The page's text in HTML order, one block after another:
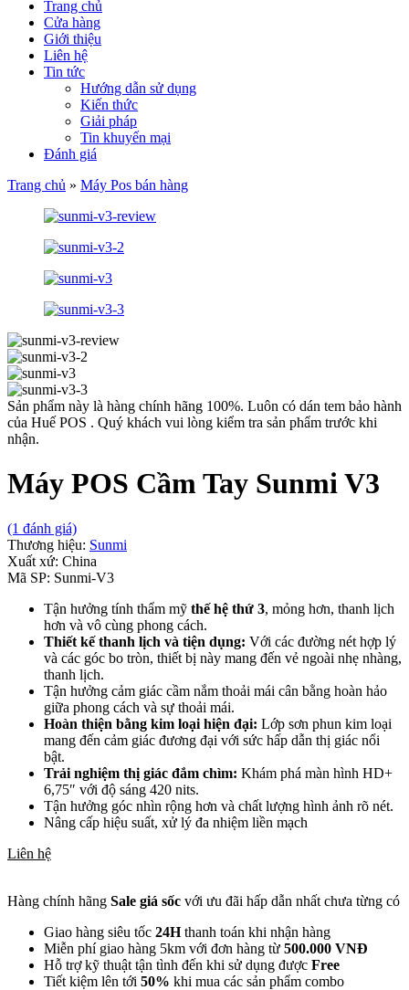
Trang chủ
Cửa hàng
Giới thiệu
Liên hệ
Tin tức
Hướng dẫn sử dụng
Kiến thức
Giải pháp
Tin khuyến mại
Đánh giá
Trang chủ » Máy Pos bán hàng
Sản phẩm này là hàng chính hãng 100%. Luôn có dán tem bảo hành
của Huế POS . Quý khách vui lòng kiểm tra sản phẩm trước khi
nhận.
Máy POS Cầm Tay Sunmi V3
(1 đánh giá)
Thương hiệu: Sunmi
Xuất xứ: China
Mã SP: Sunmi-V3
Tận hưởng tính thẩm mỹ thế hệ thứ 3, mỏng hơn, thanh lịch
hơn và vô cùng phong cách.
Thiết kế thanh lịch và tiện dụng: Với các đường nét hợp lý
và các góc bo tròn, thiết bị này mang đến vẻ ngoài nhẹ nhàng,
thanh lịch.
Tận hưởng cảm giác cầm nắm thoải mái cân bằng hoàn hảo
giữa phong cách và sự thoải mái.
Hoàn thiện bằng kim loại hiện đại: Lớp sơn phun kim loại
mang đến cảm giác đương đại với sức hấp dẫn thị giác nổi
bật.
Trải nghiệm thị giác đắm chìm: Khám phá màn hình HD+
6,75″ với độ sáng 420 nits.
Tận hưởng góc nhìn rộng hơn và chất lượng hình ảnh rõ nét.
Nâng cấp hiệu suất, xử lý đa nhiệm liền mạch
Liên hệ
Hàng chính hãng Sale giá sốc với ưu đãi hấp dẫn nhất chưa từng có
Giao hàng siêu tốc 24Hthanh toán khi nhận hàng
Miễn phí giao hàng 5km với đơn hàng từ 500.000 VNĐ
Hỗ trợ kỹ thuật tận tình đến khi sử dụng được Free
Tiết kiệm lên tới 50% khi mua các sản phẩm combo